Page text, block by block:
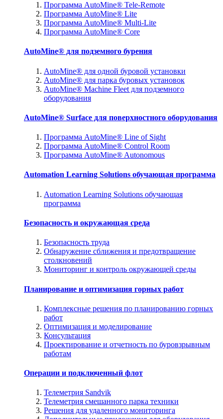
Программа AutoMine® Tele-Remote
Программа AutoMine® Lite
Программа AutoMine® Multi-Lite
Программа AutoMine® Core
AutoMine® для подземного бурения
AutoMine® для одной буровой установки
AutoMine® для парка буровых установок
AutoMine® Machine Fleet для подземного
оборудования
AutoMine® Surface для поверхностного оборудования
Программа AutoMine® Line of Sight
Программа AutoMine® Control Room
Программа AutoMine® Autonomous
Automation Learning Solutions обучающая программа
Automation Learning Solutions обучающая
программа
Безопасность и окружающая среда
Безопасность труда
Обнаружение сближения и предотвращение
столкновений
Мониторинг и контроль окружающей среды
Планирование и оптимизация горных работ
Комплексные решения по планированию горных
работ
Оптимизация и моделирование
Консультация
Проектирование и отчетность по буровзрывным
работам
Операции и подключенный флот
Телеметрия Sandvik
Телеметрия смешанного парка техники
Решения для удаленного мониторинга